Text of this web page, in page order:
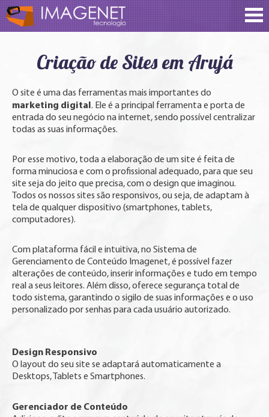
Criação de Sites em Arujá
O site é uma das ferramentas mais importantes do
marketing digital. Ele é a principal ferramenta e porta de
entrada do seu negócio na internet, sendo possível centralizar
todas as suas informações.
Por esse motivo, toda a elaboração de um site é feita de
forma minuciosa e com o profissional adequado, para que seu
site seja do jeito que precisa, com o design que imaginou.
Todos os nossos sites são responsivos, ou seja, de adaptam à
tela de qualquer dispositivo (smartphones, tablets,
computadores).
Com plataforma fácil e intuitiva, no Sistema de
Gerenciamento de Conteúdo Imagenet, é possível fazer
alterações de conteúdo, inserir informações e tudo em tempo
real a seus leitores. Além disso, oferece segurança total de
todo sistema, garantindo o sigilo de suas informações e o uso
personalizado por senhas para cada usuário autorizado.
Design Responsivo
O layout do seu site se adaptará automaticamente a
Desktops, Tablets e Smartphones.
Gerenciador de Conteúdo